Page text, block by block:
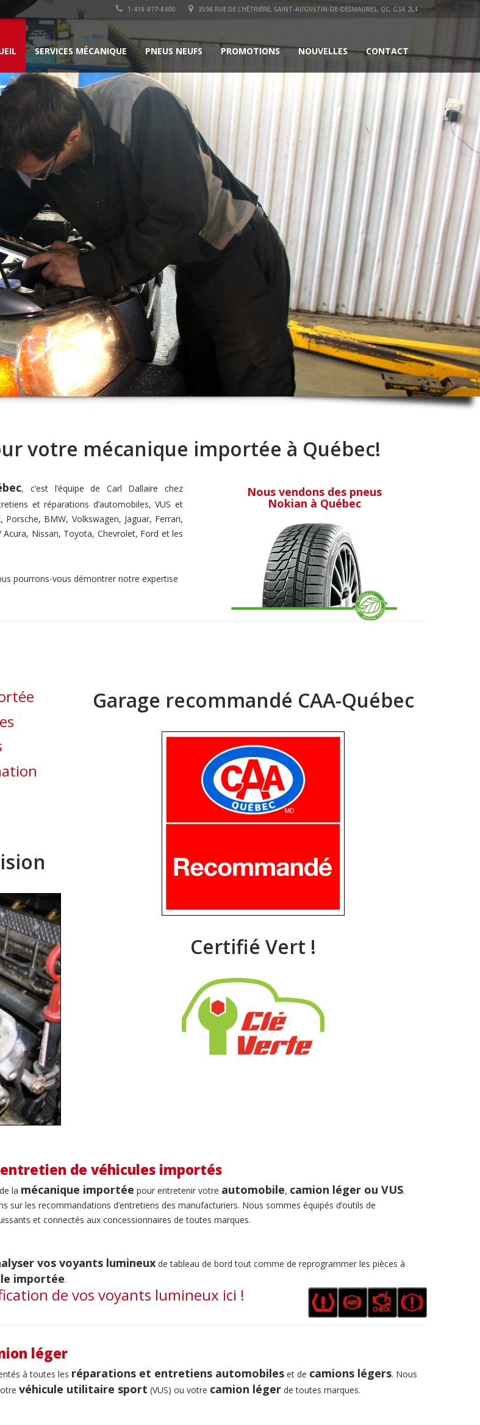
1-418-877-8400 3596 RUE DE L'HÊTRIÈRE, SAINT-AUGUSTIN-DE-DESMAURES, QC, G3A 2L4
SERVICES MÉCANIQUE PNEUS NEUFS PROMOTIONS NOUVELLES CONTACT
votre mécanique importée à Québec!
, c’est l’équipe de Carl Dallaire chez
et réparations d’automobiles, VUS et
Porsche, BMW, Volkswagen, Jaguar, Ferrari,
Acura, Nissan, Toyota, Chevrolet, Ford et les
pourrons-vous démontrer notre expertise
Nous vendons des pneus
Nokian à Québec
Garage recommandé CAA-Québec
Certifié Vert !
de véhicules importés
la mécanique importée pour entretenir votre automobile, camion léger ou VUS.
sur les recommandations d’entretiens des manufacturiers. Nous sommes équipés d’outils de
et connectés aux concessionnaires de toutes marques.
vos voyants lumineux de tableau de bord tout comme de reprogrammer les pièces à
importée.
de vos voyants lumineux ici !
léger
à toutes les réparations et entretiens automobiles et de camions légers. Nous
véhicule utilitaire sport (VUS) ou votre camion léger de toutes marques.